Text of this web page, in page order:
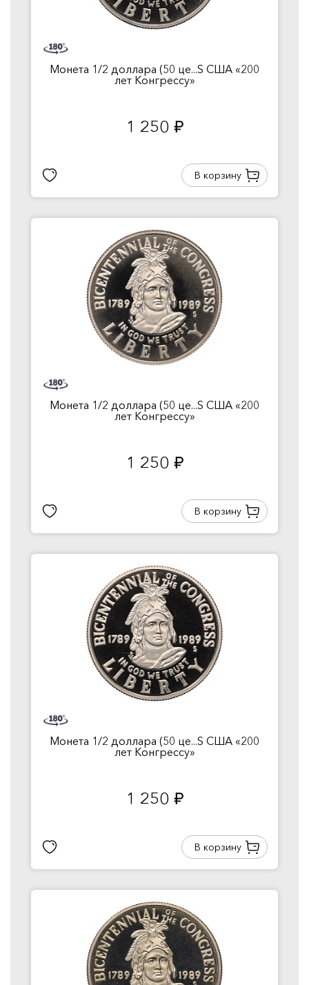
Монета 1/2 доллара (50 це...S США «200
лет Конгрессу»
1 250 руб.
В корзину
Монета 1/2 доллара (50 це...S США «200
лет Конгрессу»
1 250 руб.
В корзину
Монета 1/2 доллара (50 це...S США «200
лет Конгрессу»
1 250 руб.
В корзину